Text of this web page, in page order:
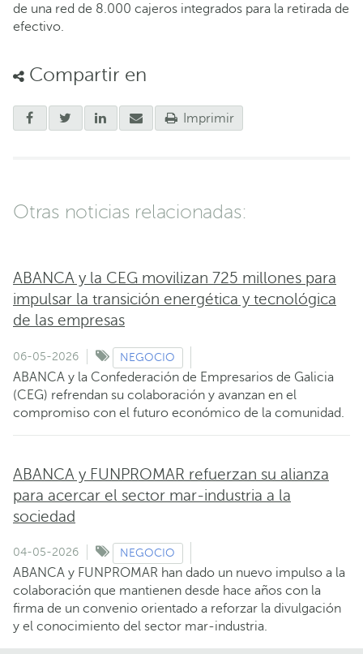
de una red de 8.000 cajeros integrados para la retirada de
efectivo.
Compartir en
Imprimir
Otras noticias relacionadas:
ABANCA y la CEG movilizan 725 millones para
impulsar la transición energética y tecnológica
de las empresas
06-05-2026 NEGOCIO
ABANCA y la Confederación de Empresarios de Galicia
(CEG) refrendan su colaboración y avanzan en el
compromiso con el futuro económico de la comunidad.
ABANCA y FUNPROMAR refuerzan su alianza
para acercar el sector mar-industria a la
sociedad
04-05-2026 NEGOCIO
ABANCA y FUNPROMAR han dado un nuevo impulso a la
colaboración que mantienen desde hace años con la
firma de un convenio orientado a reforzar la divulgación
y el conocimiento del sector mar-industria.